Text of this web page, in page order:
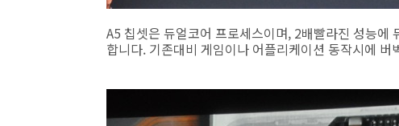
A5 칩셋은 듀얼코어 프로세스이며, 2배빨라진 성능
합니다. 기존대비 게임이나 어플리케이션 동작시에 버